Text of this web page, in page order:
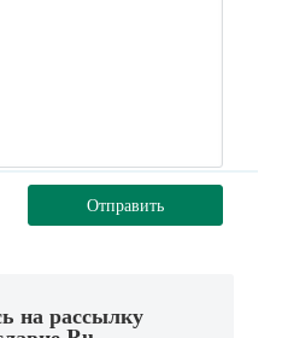
Отправить
на рассылку